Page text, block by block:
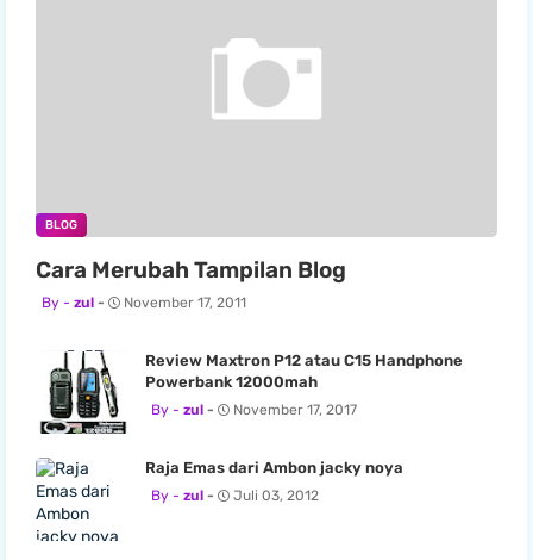
BLOG
Cara Merubah Tampilan Blog
zul November 17, 2011
Review Maxtron P12 atau C15 Handphone
Powerbank 12000mah
zul November 17, 2017
Raja Emas dari Ambon jacky noya
zul Juli 03, 2012